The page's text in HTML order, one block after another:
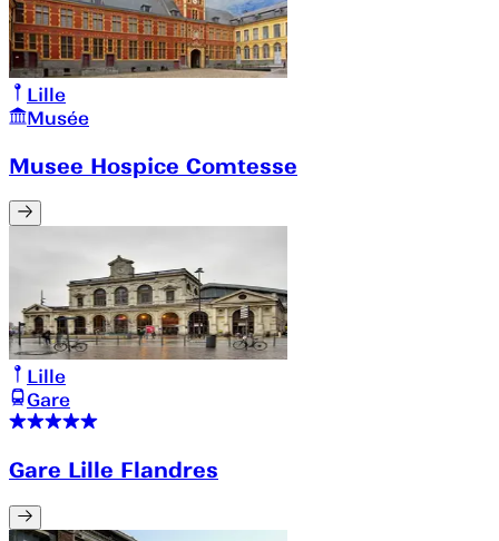
Lille
Musée
Musee Hospice Comtesse
Lille
Gare
Gare Lille Flandres